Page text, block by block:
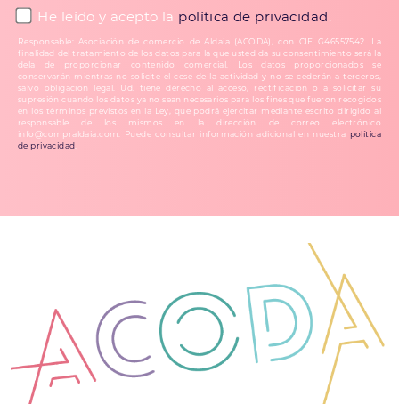
He leído y acepto la política de privacidad.
Responsable: Asociación de comercio de Aldaia (ACODA), con CIF G46557542. La
finalidad del tratamiento de los datos para la que usted da su consentimiento será la
dela de proporcionar contenido comercial. Los datos proporcionados se
conservarán mientras no solicite el cese de la actividad y no se cederán a terceros,
salvo obligación legal. Ud. tiene derecho al acceso, rectificación o a solicitar su
supresión cuando los datos ya no sean necesarios para los fines que fueron recogidos
en los términos previstos en la Ley, que podrá ejercitar mediante escrito dirigido al
responsable de los mismos en la dirección de correo electrónico
info@compraldaia.com. Puede consultar información adicional en nuestra política
de privacidad